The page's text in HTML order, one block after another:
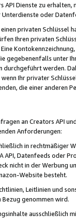
Dienste zu
oder
privaten
Ihren privaten
gegebenenfalls unter
werden.
Ihr privater
die einer anderen
an Creators API
Anforderungen:
in rechtmäßiger
API, Datenfeeds oder
nicht in der Werbung
Website besteht.
Leitlinien und
genommen wird.
ausschließlich